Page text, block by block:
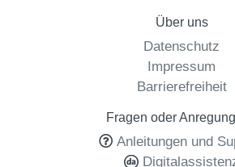
Über uns
Datenschutz
Impressum
Barrierefreiheit
Fragen oder
Anleitungen und